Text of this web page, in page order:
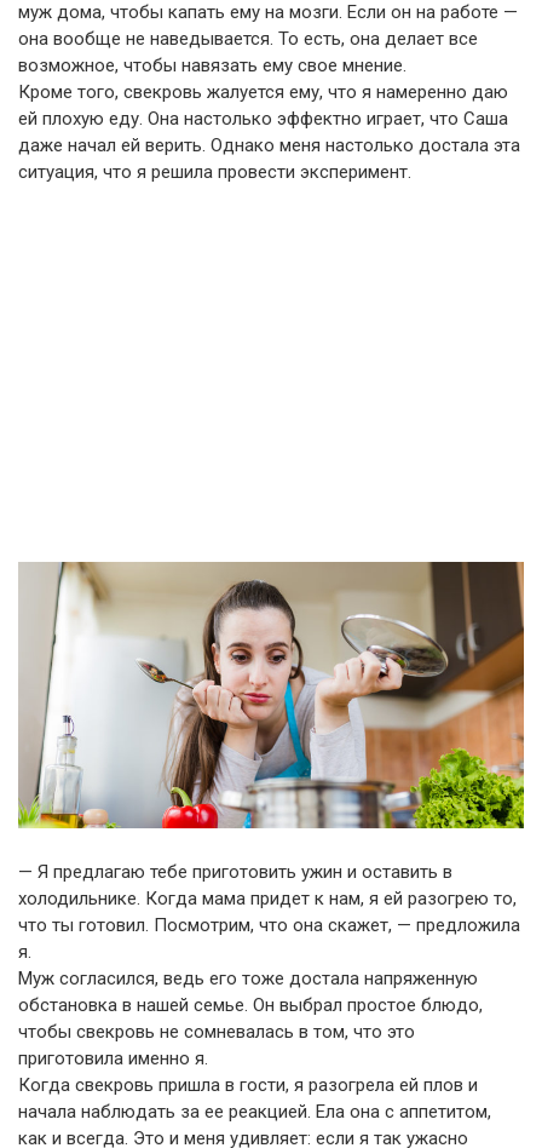
муж дома, чтобы капать ему на мозги. Если он на работе —
она вообще не наведывается. То есть, она делает все
возможное, чтобы навязать ему свое мнение.
Кроме того, свекровь жалуется ему, что я намеренно даю
ей плохую еду. Она настолько эффектно играет, что Саша
даже начал ей верить. Однако меня настолько достала эта
ситуация, что я решила провести эксперимент.
— Я предлагаю тебе приготовить ужин и оставить в
холодильнике. Когда мама придет к нам, я ей разогрею то,
что ты готовил. Посмотрим, что она скажет, — предложила
я.
Муж согласился, ведь его тоже достала напряженную
обстановка в нашей семье. Он выбрал простое блюдо,
чтобы свекровь не сомневалась в том, что это
приготовила именно я.
Когда свекровь пришла в гости, я разогрела ей плов и
начала наблюдать за ее реакцией. Ела она с аппетитом,
как и всегда. Это и меня удивляет: если я так ужасно